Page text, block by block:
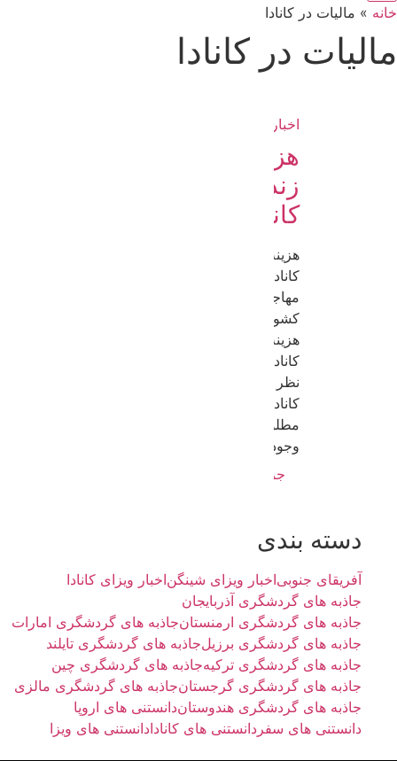
خانه » مالیات در کانادا
مالیات در کانادا
اخبار ویزای کانادا
هزینه
زندگی در
کانادا
هزینه زندگی در
کانادا اگر قصد
مهاجرت به
کشورکانادا دارید،
هزینه زندگی در
کانادا را باید در
نظر بگیرید.کشور
کانادا برای کیفیت
مطلوب زندگی و
وجود فرص...
جزییات بیشتر
دسته بندی
آفریقای جنوبیاخبار ویزای شینگناخبار ویزای کانادا
جاذبه های گردشگری آذربایجان
جاذبه های گردشگری ارمنستانجاذبه های گردشگری امارات
جاذبه های گردشگری برزیلجاذبه های گردشگری تایلند
جاذبه های گردشگری ترکیهجاذبه های گردشگری چین
جاذبه های گردشگری گرجستانجاذبه های گردشگری مالزی
جاذبه های گردشگری هندوستاندانستنی های اروپا
دانستنی های سفر دانستنی های کانادادانستنی های ویزا